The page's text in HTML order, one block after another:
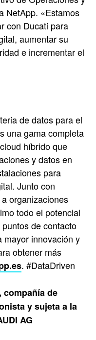
NetApp. «Estamos
con Ducati para
aumentar su
e incrementar el
de datos para el
una gama completa
híbrido que
y datos en
para
Junto con
organizaciones
todo el potencial
de contacto
mayor innovación y
obtener más
. #DataDriven
compañía de
y sujeta a la
AG